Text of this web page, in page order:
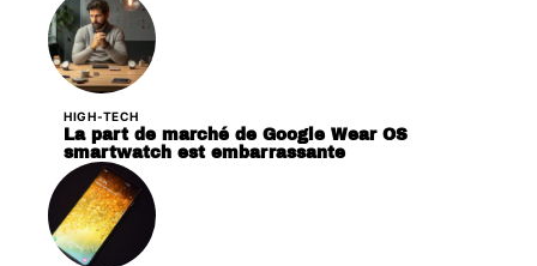
HIGH-TECH
La part de marché de Google Wear OS
smartwatch est embarrassante